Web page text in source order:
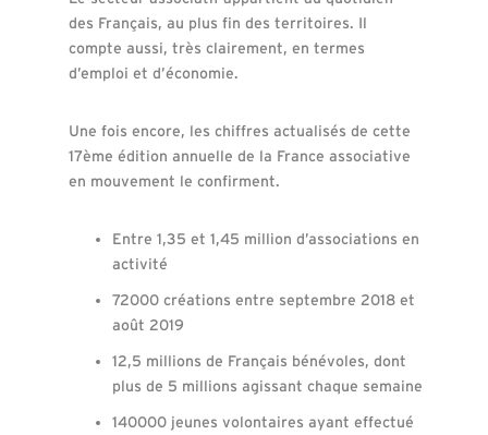
des Français, au plus fin des territoires. Il
compte aussi, très clairement, en termes
d’emploi et d’économie.
Une fois encore, les chiffres actualisés de cette
17ème édition annuelle de la France associative
en mouvement le confirment.
Entre 1,35 et 1,45 million d’associations en
activité
72000 créations entre septembre 2018 et
août 2019
12,5 millions de Français bénévoles, dont
plus de 5 millions agissant chaque semaine
140000 jeunes volontaires ayant effectué